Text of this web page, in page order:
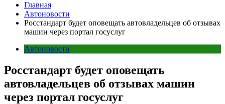
Главная
Автоновости
Росстандарт будет оповещать автовладельцев об отзывах
машин через портал госуслуг
Автоновости
Росстандарт будет оповещать
автовладельцев об отзывах машин
через портал госуслуг